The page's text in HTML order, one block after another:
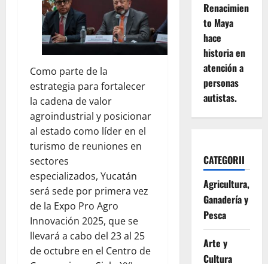
Como parte de la
estrategia para fortalecer
la cadena de valor
agroindustrial y posicionar
al estado como líder en el
turismo de reuniones en
sectores
especializados, Yucatán
será sede por primera vez
de la Expo Pro Agro
Innovación 2025, que se
llevará a cabo del 23 al 25
de octubre en el Centro de
Renacimien
to Maya
hace
historia en
atención a
personas
autistas.
CATEGORII
Agricultura,
Ganadería y
Pesca
Arte y
Cultura